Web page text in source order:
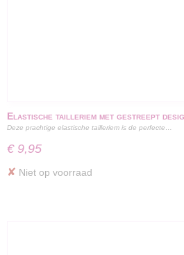
Elastische tailleriem met gestreept
turkoois detail - 100 cm
Deze prachtige elastische tailleriem is de perfecte…
€ 9,95
✘ Niet op voorraad